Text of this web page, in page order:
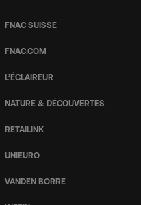
FNAC SUISSE
FNAC.COM
L’ÉCLAIREUR
NATURE & DÉCOUVERTES
RETAILINK
UNIEURO
VANDEN BORRE